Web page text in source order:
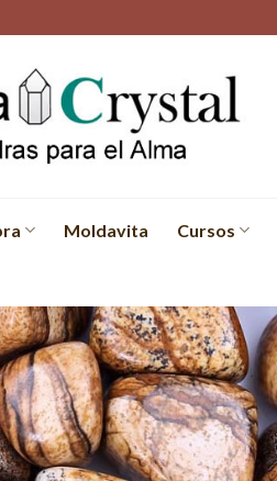
Moldavita Cursos